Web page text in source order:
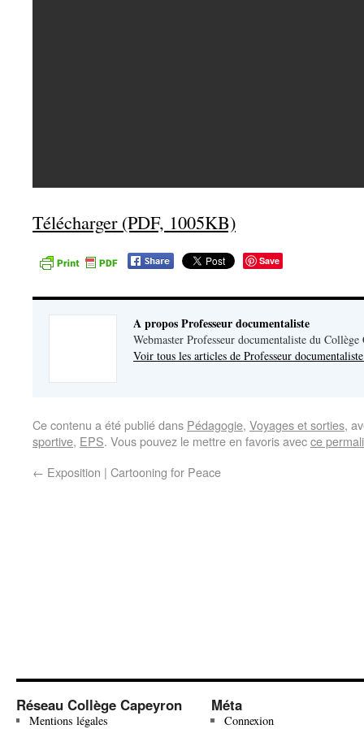
Télécharger (PDF, 1005KB)
Save
A propos Professeur documentaliste
Webmaster Professeur documentaliste du Collège
Voir tous les articles de Professeur
Ce contenu a été publié dans Pédagogie, Voyages et sorties,
sportive, EPS. Vous pouvez le mettre en favoris avecce
← Exposition | Cartooning for Peace
Réseau Collège Capeyron
Mentions légales
Méta
Connexion